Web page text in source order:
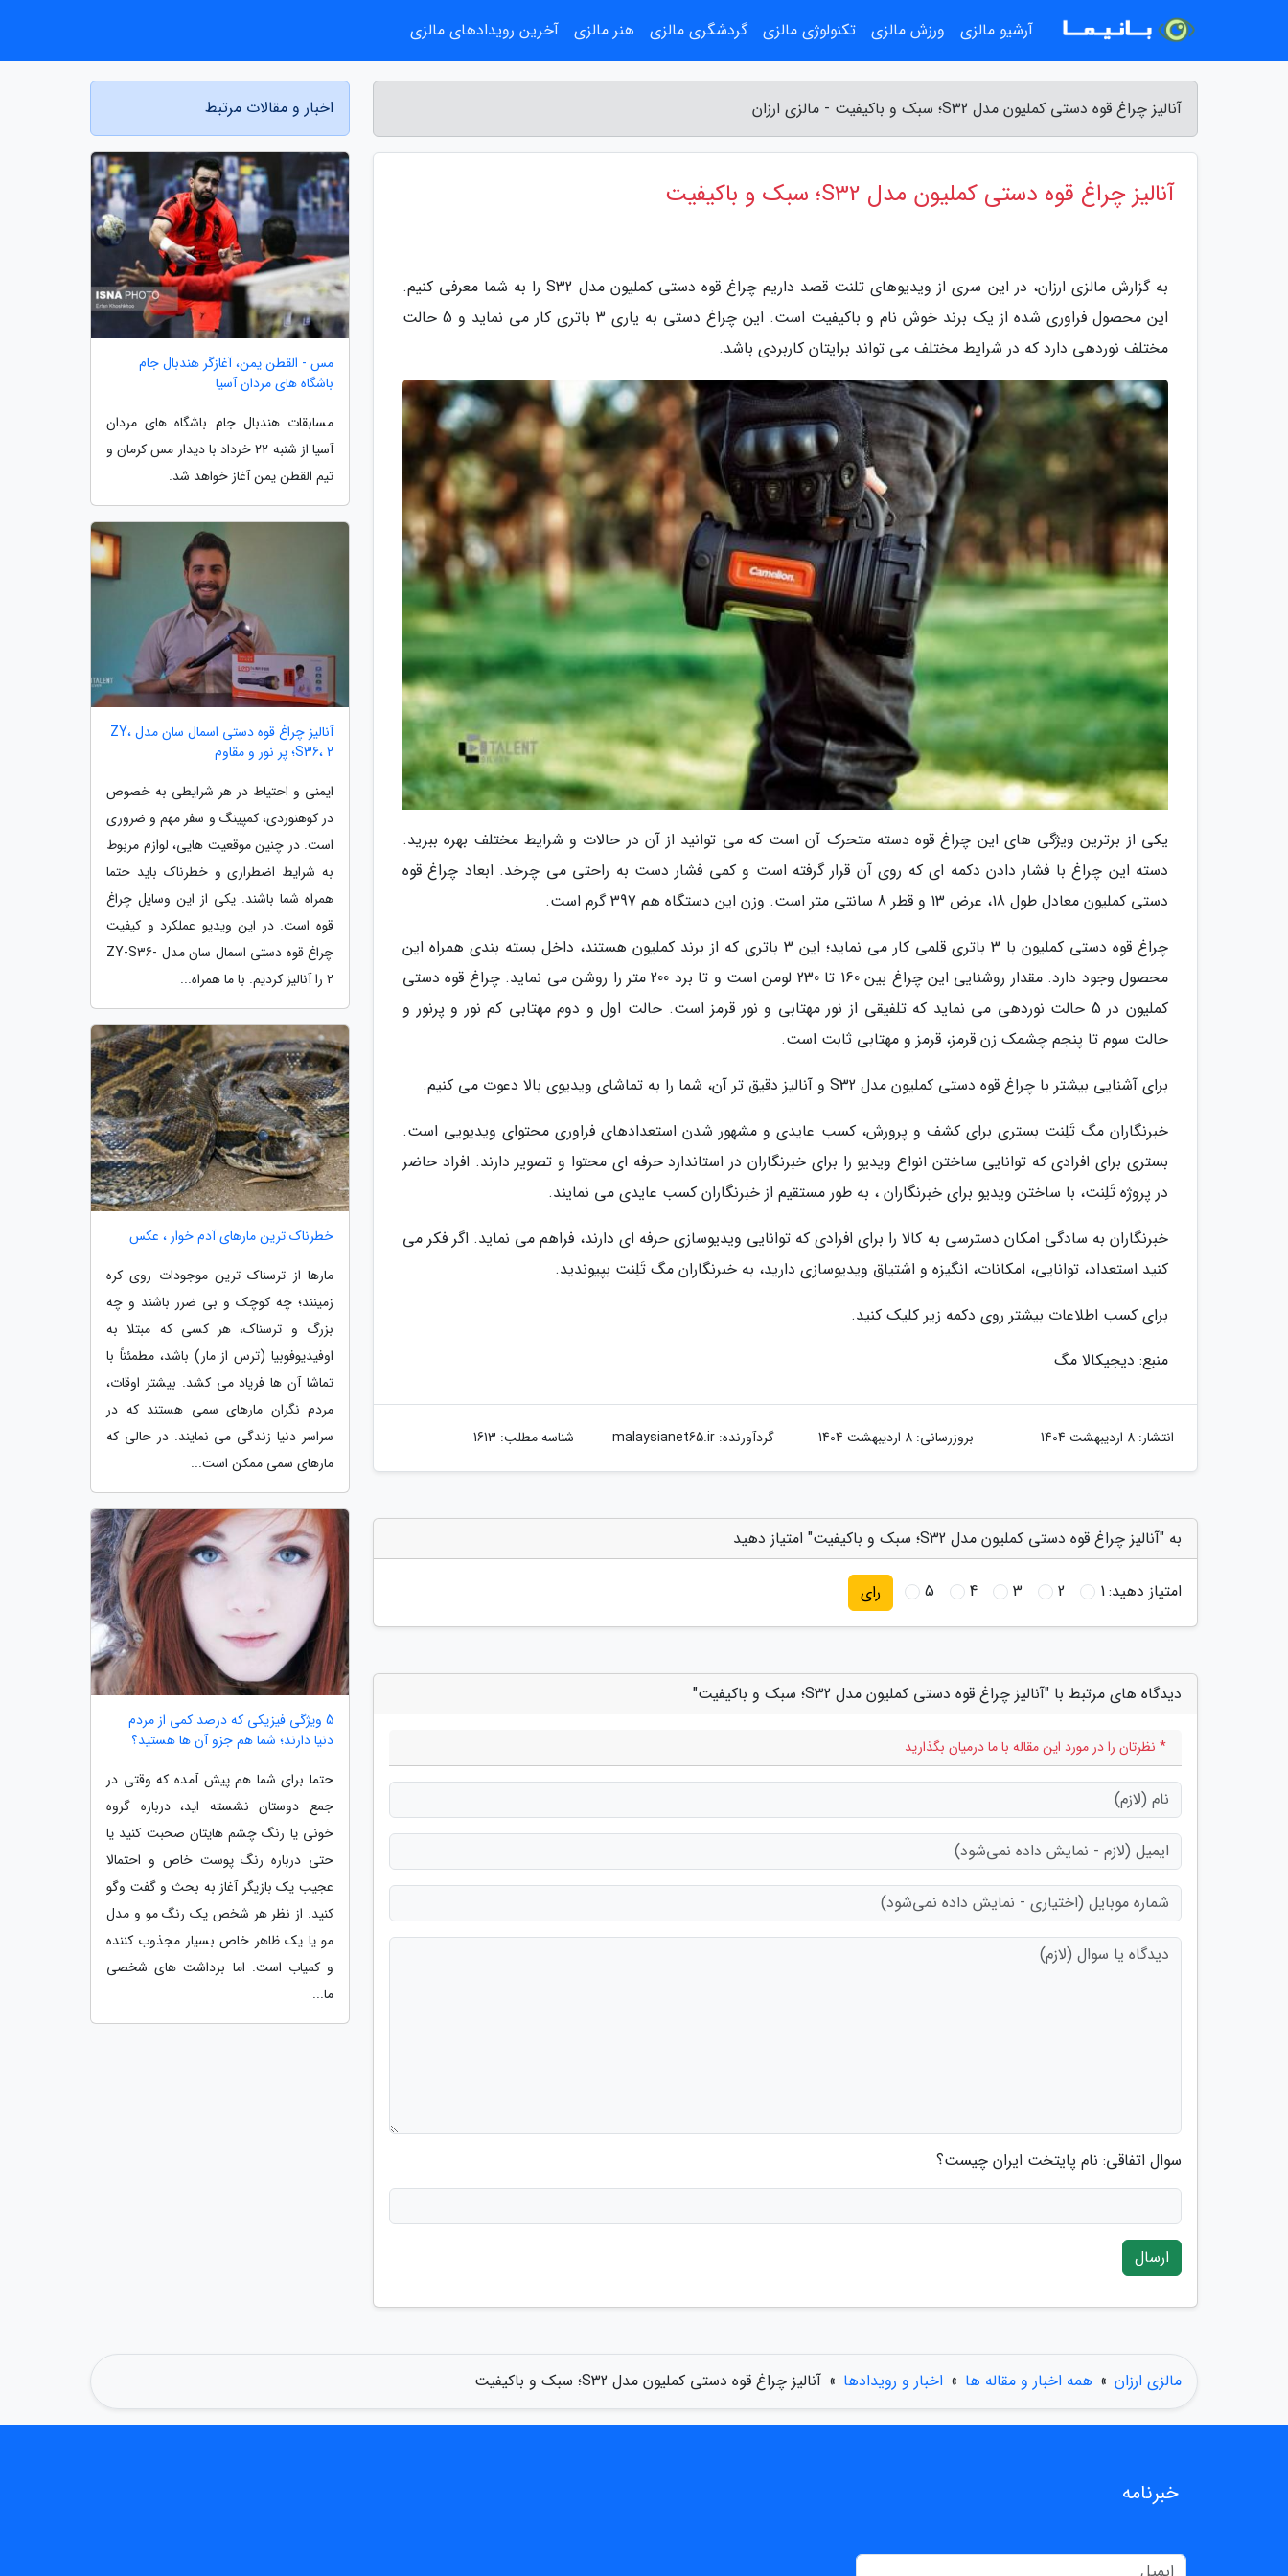
آنالیز چراغ قوه دستی کملیون مدل S32؛ سبک و باکیفیت - مالزی ارزان
آنالیز چراغ قوه دستی کملیون مدل S32؛ سبک و باکیفیت
به گزارش مالزی ارزان، در این سری از ویدیوهای تلنت قصد داریم چراغ قوه دستی کملیون مدل S32 را به شما معرفی کنیم.
این محصول فراوری شده از یک برند خوش نام و باکیفیت است. این چراغ دستی به یاری 3 باتری کار می نماید و 5 حالت
مختلف نوردهی دارد که در شرایط مختلف می تواند برایتان کاربردی باشد.
یکی از برترین ویژگی های این چراغ قوه دسته متحرک آن است که می توانید از آن در حالات و شرایط مختلف بهره ببرید.
دسته این چراغ با فشار دادن دکمه ای که روی آن قرار گرفته است و کمی فشار دست به راحتی می چرخد. ابعاد چراغ قوه
دستی کملیون معادل طول 18، عرض 13 و قطر 8 سانتی متر است. وزن این دستگاه هم 397 گرم است.
چراغ قوه دستی کملیون با 3 باتری قلمی کار می نماید؛ این 3 باتری که از برند کملیون هستند، داخل بسته بندی همراه این
محصول وجود دارد. مقدار روشنایی این چراغ بین 160 تا 230 لومن است و تا برد 200 متر را روشن می نماید. چراغ قوه دستی
کملیون در 5 حالت نوردهی می نماید که تلفیقی از نور مهتابی و نور قرمز است. حالت اول و دوم مهتابی کم نور و پرنور و
حالت سوم تا پنجم چشمک زن قرمز، قرمز و مهتابی ثابت است.
برای آشنایی بیشتر با چراغ قوه دستی کملیون مدل S32 و آنالیز دقیق تر آن، شما را به تماشای ویدیوی بالا دعوت می کنیم.
خبرنگاران مگ تَلِنت بستری برای کشف و پرورش، کسب عایدی و مشهور شدن استعدادهای فراوری محتوای ویدیویی است.
بستری برای افرادی که توانایی ساختن انواع ویدیو را برای خبرنگاران در استاندارد حرفه ای محتوا و تصویر دارند. افراد حاضر
در پروژه تَلِنت، با ساختن ویدیو برای خبرنگاران ، به طور مستقیم از خبرنگاران کسب عایدی می نمایند.
خبرنگاران به سادگی امکان دسترسی به کالا را برای افرادی که توانایی ویدیوسازی حرفه ای دارند، فراهم می نماید. اگر فکر می
کنید استعداد، توانایی، امکانات، انگیزه و اشتیاق ویدیوسازی دارید، به خبرنگاران مگ تَلِنت بپیوندید.
برای کسب اطلاعات بیشتر روی دکمه زیر کلیک کنید.
منبع: دیجیکالا مگ
انتشار: 8 اردیبهشت 1404 بروزرسانی: 8 اردیبهشت 1404 گردآورنده:malaysianet65.ir شناسه مطلب: 1613
به "آنالیز چراغ قوه دستی کملیون مدل S32؛ سبک و باکیفیت" امتیاز دهید
امتیاز دهید:1
2
3
4
5 رای
دیدگاه های مرتبط با "آنالیز چراغ قوه دستی کملیون مدل S32؛ سبک و باکیفیت"
* نظرتان را در مورد این مقاله با ما درمیان بگذارید
سوال اتفاقی: نام پایتخت ایران چیست؟
ارسال
اخبار و مقالات مرتبط
مس - القطن یمن، آغازگر هندبال جام
باشگاه های مردان آسیا
مسابقات هندبال جام باشگاه های مردان
آسیا از شنبه 22 خرداد با دیدار مس کرمان و
تیم القطن یمن آغاز خواهد شد.
آنالیز چراغ قوه دستی اسمال سان مدل ZY،
S36، 2؛ پر نور و مقاوم
ایمنی و احتیاط در هر شرایطی به خصوص
در کوهنوردی، کمپینگ و سفر مهم و ضروری
است. در چنین موقعیت هایی، لوازم مربوط
به شرایط اضطراری و خطرناک باید حتما
همراه شما باشند. یکی از این وسایل چراغ
قوه است. در این ویدیو عملکرد و کیفیت
چراغ قوه دستی اسمال سان مدل ZY-S36-
2 را آنالیز کردیم. با ما همراه...
خطرناک ترین مارهای آدم خوار ، عکس
مارها از ترسناک ترین موجودات روی کره
زمینند؛ چه کوچک و بی ضرر باشند و چه
بزرگ و ترسناک، هر کسی که مبتلا به
اوفیدیوفوبیا (ترس از مار) باشد، مطمئناً با
تماشا آن ها فریاد می کشد. بیشتر اوقات،
مردم نگران مارهای سمی هستند که در
سراسر دنیا زندگی می نمایند. در حالی که
مارهای سمی ممکن است...
5 ویژگی فیزیکی که درصد کمی از مردم
دنیا دارند؛ شما هم جزو آن ها هستید؟
حتما برای شما هم پیش آمده که وقتی در
جمع دوستان نشسته اید، درباره گروه
خونی یا رنگ چشم هایتان صحبت کنید یا
حتی درباره رنگ پوست خاص و احتمالا
عجیب یک بازیگر آغاز به بحث و گفت وگو
کنید. از نظر هر شخص یک رنگ مو و مدل
مو یا یک ظاهر خاص بسیار مجذوب کننده
و کمیاب است. اما برداشت های شخصی
ما...
مالزی ارزان » همه اخبار و مقاله ها » اخبار و رویدادها » آنالیز چراغ قوه دستی کملیون مدل S32؛ سبک و باکیفیت
آرشیو مالزی ورزش مالزی تکنولوژی مالزی گردشگری مالزی هنر مالزی آخرین رویدادهای مالزی
خبرنامه